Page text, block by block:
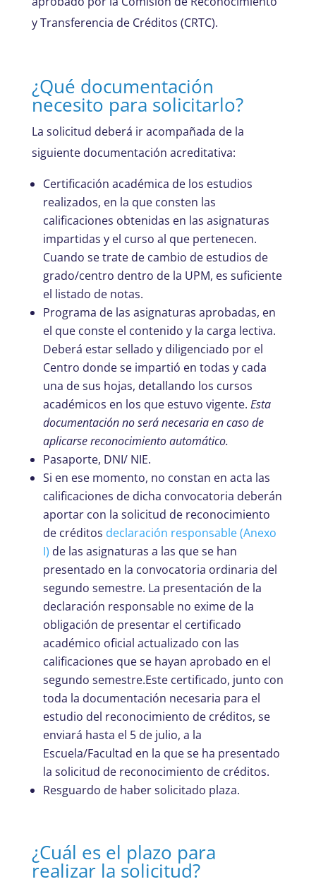
y Transferencia de Créditos (CRTC).
¿Qué documentación
necesito para solicitarlo?
La solicitud deberá ir acompañada de la
siguiente documentación acreditativa:
Certificación académica de los estudios
realizados, en la que consten las
calificaciones obtenidas en las asignaturas
impartidas y el curso al que pertenecen.
Cuando se trate de cambio de estudios de
grado/centro dentro de la UPM, es suficiente
el listado de notas.
Programa de las asignaturas aprobadas, en
el que conste el contenido y la carga lectiva.
Deberá estar sellado y diligenciado por el
Centro donde se impartió en todas y cada
una de sus hojas, detallando los cursos
académicos en los que estuvo vigente. Esta
documentación no será necesaria en caso de
aplicarse reconocimiento automático.
Pasaporte, DNI/ NIE.
Si en ese momento, no constan en acta las
calificaciones de dicha convocatoria deberán
aportar con la solicitud de reconocimiento
de créditos declaración responsable (Anexo
I) de las asignaturas a las que se han
presentado en la convocatoria ordinaria del
segundo semestre. La presentación de la
declaración responsable no exime de la
obligación de presentar el certificado
académico oficial actualizado con las
calificaciones que se hayan aprobado en el
segundo semestre.Este certificado, junto con
toda la documentación necesaria para el
estudio del reconocimiento de créditos, se
enviará hasta el 5 de julio, a la
Escuela/Facultad en la que se ha presentado
la solicitud de reconocimiento de créditos.
Resguardo de haber solicitado plaza.
¿Cuál es el plazo para
realizar la solicitud?